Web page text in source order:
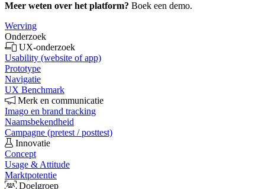
Meer weten over het platform? Boek een demo.
Werving
Onderzoek
UX-onderzoek
Usability (website of app)
Prototype
Navigatie
UX Benchmark
Merk en communicatie
Imago en brand tracking
Naamsbekendheid
Campagne (pretest / posttest)
Innovatie
Concept
Usage & Attitude
Marktpotentie
Doelgroep